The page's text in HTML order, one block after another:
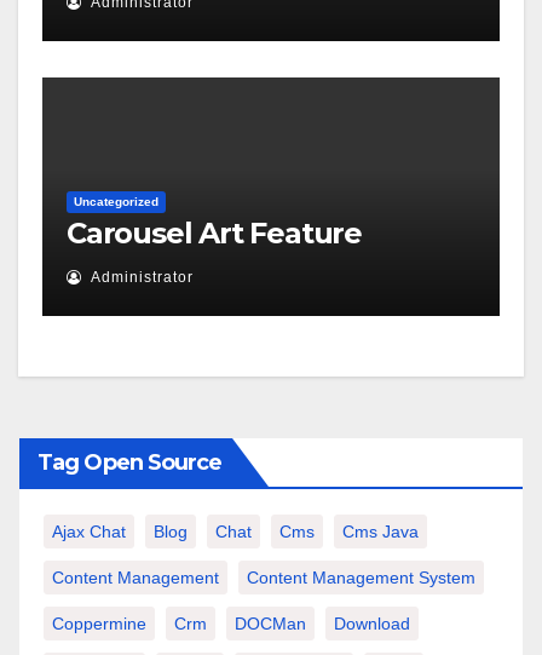
Uncategorized
Carousel Art Feature
Administrator
Tag Open Source
Ajax Chat Blog Chat Cms Cms Java
Content Management Content Management System
Coppermine Crm DOCMan Download